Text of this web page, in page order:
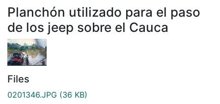
Planchón utilizado para el paso
de los jeep sobre el Cauca
Files
0201346.JPG (36 KB)